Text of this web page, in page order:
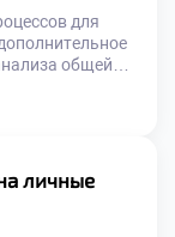
для
общей
управлению
этот клиент
процессы
личные